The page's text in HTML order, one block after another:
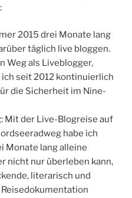
2015 drei Monate lang
täglich live bloggen.
Weg als Liveblogger,
seit 2012 kontinuierlich
die Sicherheit im Nine-
: Mit der Live-Blogreise auf
habe ich
Monate lang alleine
nicht nur überleben kann,
literarisch und